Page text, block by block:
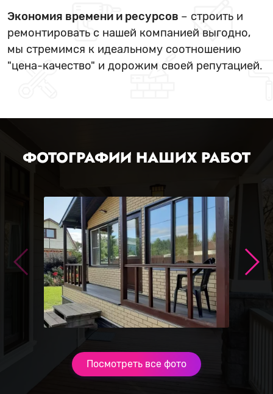
Экономия времени и ресурсов – строить и
ремонтировать с нашей компанией выгодно,
мы стремимся к идеальному соотношению
"цена-качество" и дорожим своей репутацией.
ФОТОГРАФИИ НАШИХ РАБОТ
Посмотреть все фото